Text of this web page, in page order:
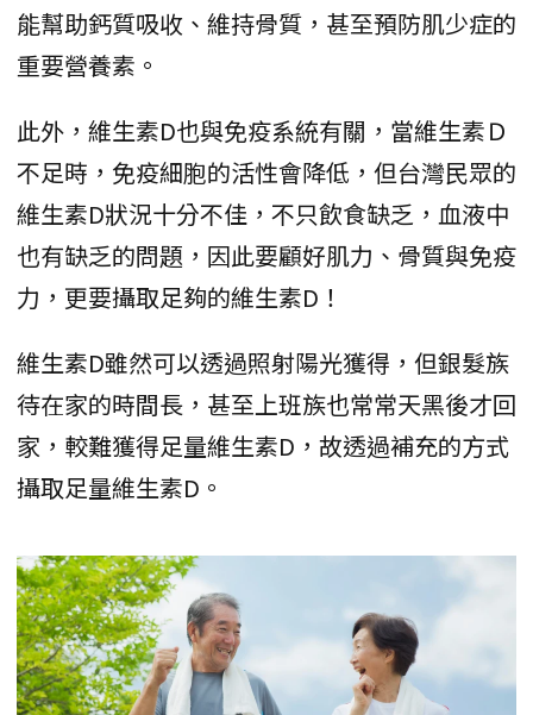
能幫助鈣質吸收、維持骨質，甚至預防肌少症的
重要營養素。
此外，維生素D也與免疫系統有關，當維生素Ｄ
不足時，免疫細胞的活性會降低，但台灣民眾的
維生素D狀況十分不佳，不只飲食缺乏，血液中
也有缺乏的問題，因此要顧好肌力、骨質與免疫
力，更要攝取足夠的維生素D！
維生素D雖然可以透過照射陽光獲得，但銀髮族
待在家的時間長，甚至上班族也常常天黑後才回
家，較難獲得足量維生素D，故透過補充的方式
攝取足量維生素D。